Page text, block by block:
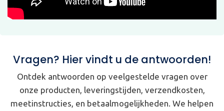
Vragen? Hier vindt u de antwoorden!
Ontdek antwoorden op veelgestelde vragen over
onze producten, leveringstijden, verzendkosten,
meetinstructies, en betaalmogelijkheden. We helpen